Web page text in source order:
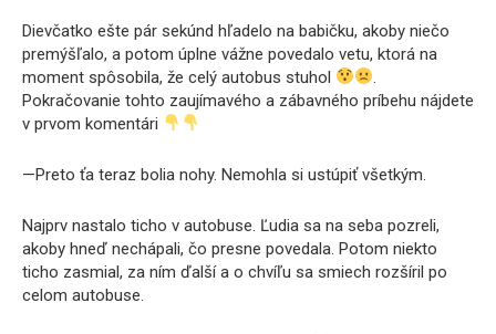
Dievčatko ešte pár sekúnd hľadelo na babičku, akoby niečo
premýšľalo, a potom úplne vážne povedalo vetu, ktorá na
moment spôsobila, že celý autobus stuhol
.
Pokračovanie tohto zaujímavého a zábavného príbehu nájdete
v prvom komentári
—Preto ťa teraz bolia nohy. Nemohla si ustúpiť všetkým.
Najprv nastalo ticho v autobuse. Ľudia sa na seba pozreli,
akoby hneď nechápali, čo presne povedala. Potom niekto
ticho zasmial, za ním ďalší a o chvíľu sa smiech rozšíril po
celom autobuse.